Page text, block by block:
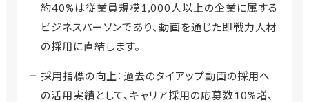
約40%は従業員規模1,000人以上の企業に属する
ビジネスパーソンであり、動画を通じた即戦力人材
の採用に直結します。
採用指標の向上：過去のタイアップ動画の採用へ
の活用実績として、キャリア採用の応募数10%増、